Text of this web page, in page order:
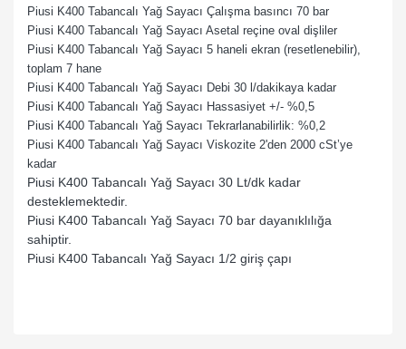
Piusi K400 Tabancalı Yağ Sayacı Çalışma basıncı 70 bar
Piusi K400 Tabancalı Yağ Sayacı Asetal reçine oval dişliler
Piusi K400 Tabancalı Yağ Sayacı 5 haneli ekran (resetlenebilir),
toplam 7 hane
Piusi K400 Tabancalı Yağ Sayacı Debi 30 l/dakikaya kadar
Piusi K400 Tabancalı Yağ Sayacı Hassasiyet +/- %0,5
Piusi K400 Tabancalı Yağ Sayacı Tekrarlanabilirlik: %0,2
Piusi K400 Tabancalı Yağ Sayacı Viskozite 2'den 2000 cSt’ye
kadar
Piusi K400 Tabancalı Yağ Sayacı 30 Lt/dk kadar
desteklemektedir.
Piusi K400 Tabancalı Yağ Sayacı 70 bar dayanıklılığa
sahiptir.
Piusi K400 Tabancalı Yağ Sayacı 1/2 giriş çapı